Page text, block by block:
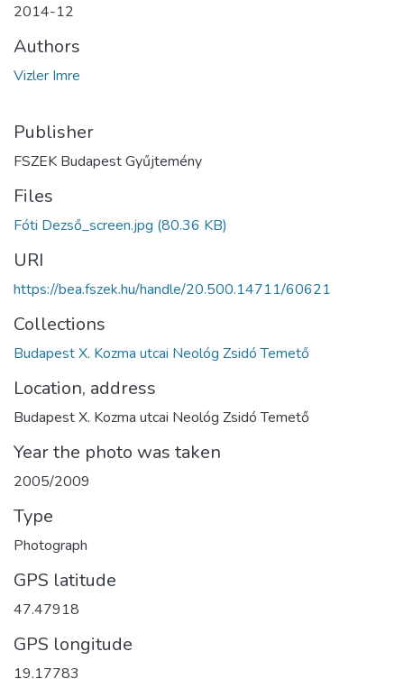
2014-12
Authors
Vizler Imre
Publisher
FSZEK Budapest Gyűjtemény
Files
Fóti Dezső_screen.jpg (80.36 KB)
URI
https://bea.fszek.hu/handle/20.500.14711/60621
Collections
Budapest X. Kozma utcai Neológ Zsidó Temető
Location, address
Budapest X. Kozma utcai Neológ Zsidó Temető
Year the photo was taken
2005/2009
Type
Photograph
GPS latitude
47.47918
GPS longitude
19.17783